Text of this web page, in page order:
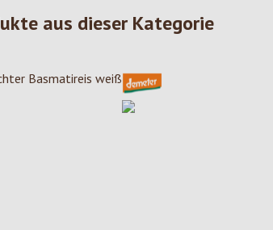
aus dieser Kategorie